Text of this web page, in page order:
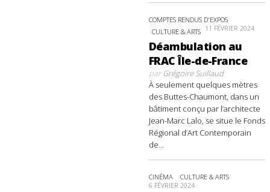
COMPTES RENDUS D'EXPOS
CULTURE & ARTS 11 FÉVRIER 2024
Déambulation au
FRAC Île-de-France
parGrégoire Suillaud
À seulement quelques mètres
des Buttes-Chaumont, dans un
bâtiment conçu par l’architecte
Jean-Marc Lalo, se situe le Fonds
Régional d’Art Contemporain
de...
CINÉMA CULTURE & ARTS
6 FÉVRIER 2024